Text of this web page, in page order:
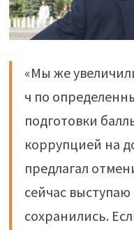
«Мы же
ч по
подготовки
коррупцией на
предлагал
сейчас выступаю
сохранились.